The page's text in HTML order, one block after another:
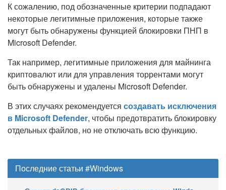
К сожалению, под обозначенные критерии подпадают
некоторые легитимные приложения, которые также
могут быть обнаружены функцией блокировки ПНП в
Microsoft Defender.
Так например, легитимные приложения для майнинга
криптовалют или для управления торрентами могут
быть обнаружены и удалены Microsoft Defender.
В этих случаях рекомендуется создавать исключения
в Microsoft Defender, чтобы предотвратить блокировку
отдельных файлов, но не отключать всю функцию.
Последние статьи #Windows